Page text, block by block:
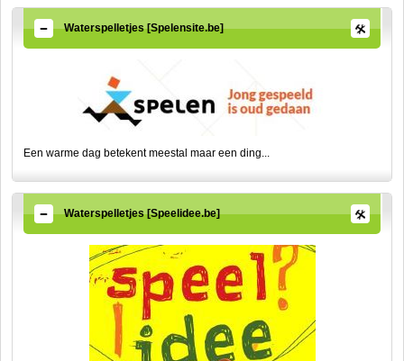
Waterspelletjes [Spelensite.be]
Een warme dag betekent meestal maar een ding...
Waterspelletjes [Speelidee.be]